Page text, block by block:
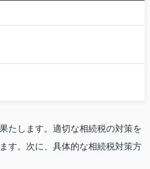
たします。適切な相続税の対策を
す。次に、具体的な相続税対策方